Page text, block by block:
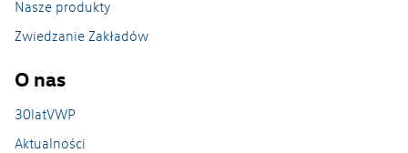
Nasze produkty
Zwiedzanie Zakładów
O nas
30latVWP
Aktualności